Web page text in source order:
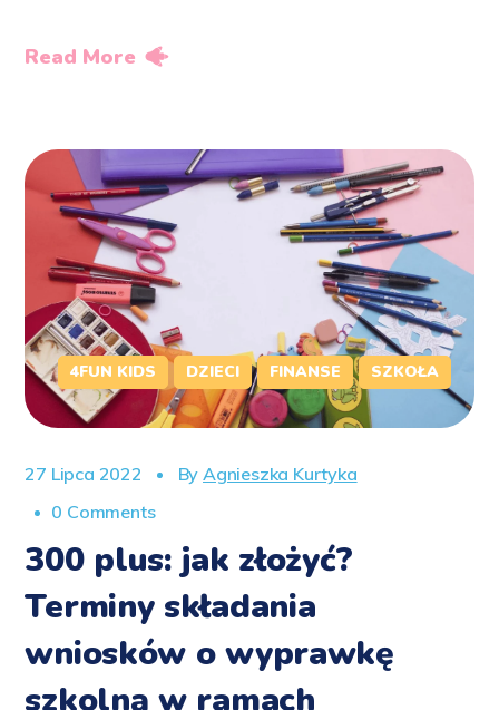
Read More
4FUN KIDS DZIECI FINANSE SZKOŁA
27 Lipca 2022 ByAgnieszka Kurtyka
0 Comments
300 plus: jak złożyć?
Terminy składania
wniosków o wyprawkę